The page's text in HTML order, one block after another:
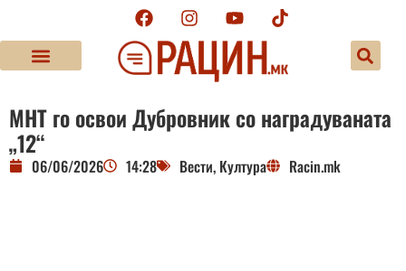
МНТ го освои Дубровник со наградуваната
„12“
06/06/2026 14:28 Вести, Култура Racin.mk